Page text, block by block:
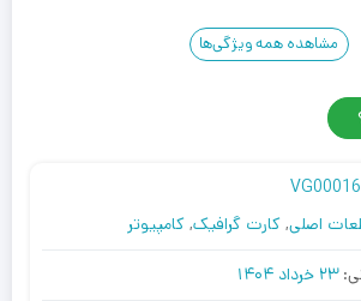
مشاهده همه ویژگی‌ها
VG00016
اصلی, کارت گرافیک, کامپیوتر
23 خرداد 1404